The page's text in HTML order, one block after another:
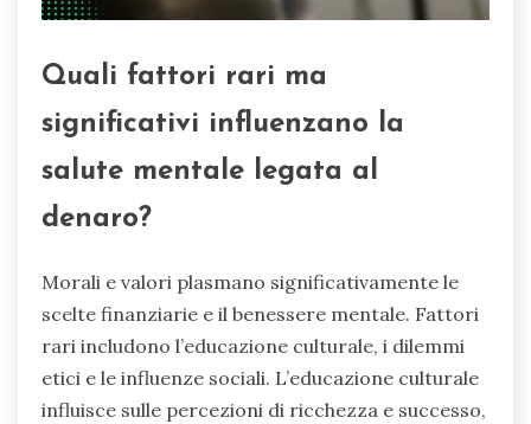
Quali fattori rari ma
significativi influenzano la
salute mentale legata al
denaro?
Morali e valori plasmano significativamente le
scelte finanziarie e il benessere mentale. Fattori
rari includono l’educazione culturale, i dilemmi
etici e le influenze sociali. L’educazione culturale
influisce sulle percezioni di ricchezza e successo,